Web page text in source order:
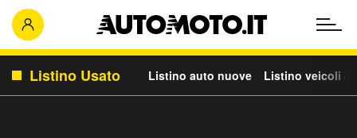
Listino Usato Listino auto nuove Listino veicoli